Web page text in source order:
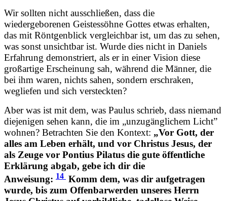
Wir sollten nicht ausschließen, dass die
wiedergeborenen Geistessöhne Gottes etwas erhalten,
das mit Röntgenblick vergleichbar ist, um das zu sehen,
was sonst unsichtbar ist. Wurde dies nicht in Daniels
Erfahrung demonstriert, als er in einer Vision diese
großartige Erscheinung sah, während die Männer, die
bei ihm waren, nichts sahen, sondern erschraken,
wegliefen und sich versteckten?
Aber was ist mit dem, was Paulus schrieb, dass niemand
diejenigen sehen kann, die im „unzugänglichem Licht”
wohnen? Betrachten Sie den Kontext: „Vor Gott, der
alles am Leben erhält, und vor Christus Jesus, der
als Zeuge vor Pontius Pilatus die gute öffentliche
Erklärung abgab, gebe ich dir die
Anweisung: 14 Komm dem, was dir aufgetragen
wurde, bis zum Offenbarwerden unseres Herrn